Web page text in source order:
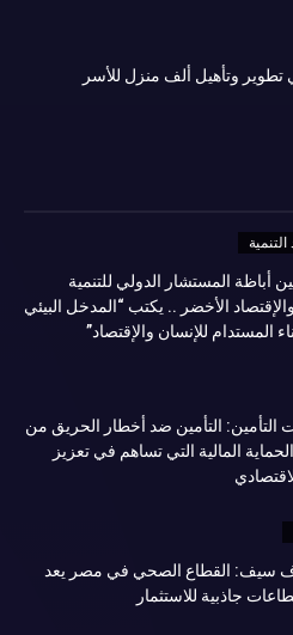
وتأهيل ألف منزل للأسر
أباظة المستشار الدولي للتنمية
الأخضر .. يكتب “المدخل البيئي
المستدام للإنسان والإقتصاد”
التأمين: التأمين ضد أخطار الحريق من
المالية التي تساهم في تعزيز
سيف: القطاع الصحي في مصر يعد
جاذبية للاستثمار